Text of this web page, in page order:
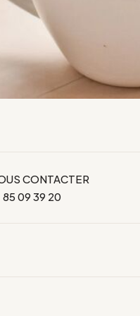
CONTACTER
85 09 39 20